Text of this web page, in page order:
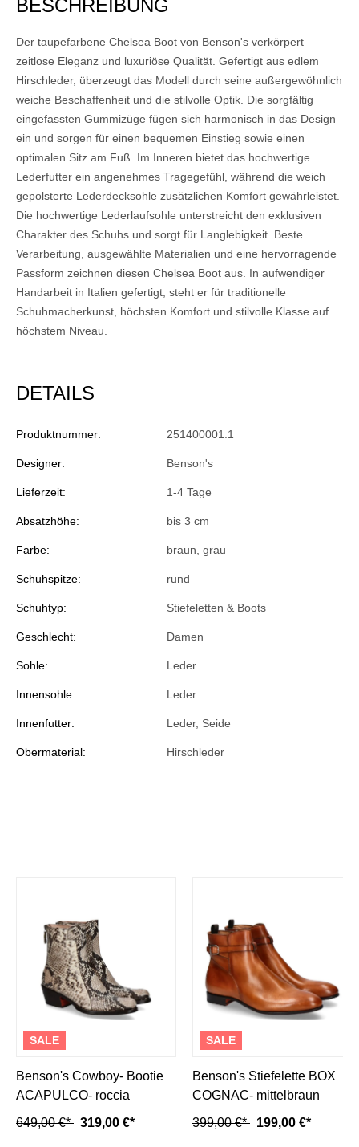
BESCHREIBUNG
Der taupefarbene Chelsea Boot von Benson's verkörpert
zeitlose Eleganz und luxuriöse Qualität. Gefertigt aus edlem
Hirschleder, überzeugt das Modell durch seine außergewöhnlich
weiche Beschaffenheit und die stilvolle Optik. Die sorgfältig
eingefassten Gummizüge fügen sich harmonisch in das Design
ein und sorgen für einen bequemen Einstieg sowie einen
optimalen Sitz am Fuß. Im Inneren bietet das hochwertige
Lederfutter ein angenehmes Tragegefühl, während die weich
gepolsterte Lederdecksohle zusätzlichen Komfort gewährleistet.
Die hochwertige Lederlaufsohle unterstreicht den exklusiven
Charakter des Schuhs und sorgt für Langlebigkeit. Beste
Verarbeitung, ausgewählte Materialien und eine hervorragende
Passform zeichnen diesen Chelsea Boot aus. In aufwendiger
Handarbeit in Italien gefertigt, steht er für traditionelle
Schuhmacherkunst, höchsten Komfort und stilvolle Klasse auf
höchstem Niveau.
DETAILS
Produktnummer: 251400001.1
Designer: Benson's
Lieferzeit: 1-4 Tage
Absatzhöhe: bis 3 cm
Farbe: braun , grau
Schuhspitze: rund
Schuhtyp: Stiefeletten & Boots
Geschlecht: Damen
Sohle: Leder
Innensohle: Leder
Innenfutter: Leder, Seide
Obermaterial: Hirschleder
SALE
Benson's Cowboy- Bootie
ACAPULCO- roccia
649,00 €* 319,00 €*
SALE
Benson's Stiefelette BOX
COGNAC- mittelbraun
399,00 €* 199,00 €*